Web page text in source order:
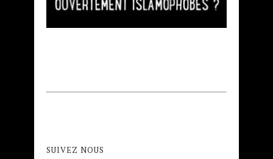
SUIVEZ NOUS